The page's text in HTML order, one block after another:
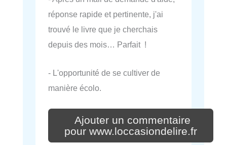
réponse rapide et pertinente, j'ai
trouvé le livre que je cherchais
depuis des mois… Parfait !
- L'opportunité de se cultiver de
manière écolo.
Ajouter un commentaire
pour www.loccasiondelire.fr